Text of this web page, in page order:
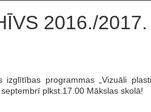
2016./2017.
izglītības programmas „Vizuāli
plkst.17.00 Mākslas skolā!